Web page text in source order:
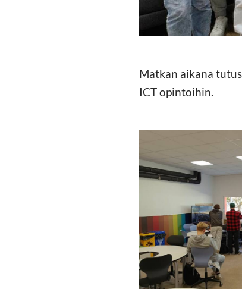
Matkan aikana
ICT opintoihin.